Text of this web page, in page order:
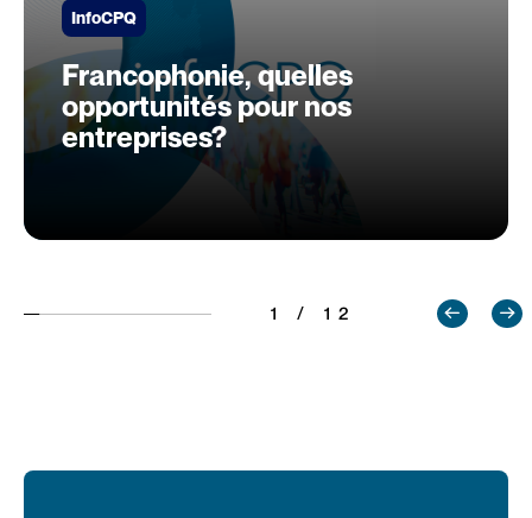
InfoCPQ
Francophonie, quelles
opportunités pour nos
entreprises?
1 / 12